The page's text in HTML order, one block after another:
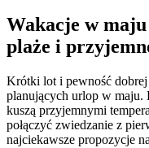
Wakacje w
plaże i
Krótki lot i pewność
planujących urlop w maju.
kuszą przyjemnymi
połączyć zwiedzanie z
najciekawsze propozycje